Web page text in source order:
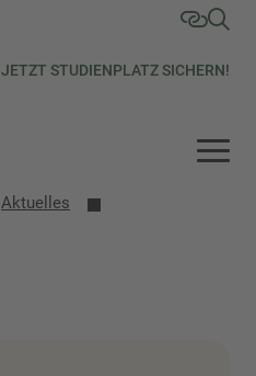
JETZT STUDIENPLATZ SICHERN!
Aktuelles